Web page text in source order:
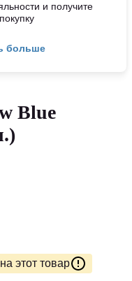
и получите
больше
Blue
этот товар